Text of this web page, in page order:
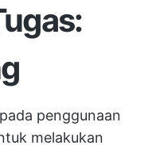
penggunaan
melakukan